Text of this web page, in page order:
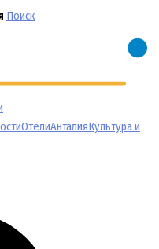
Поиск
ОтелиАнталияКультура и